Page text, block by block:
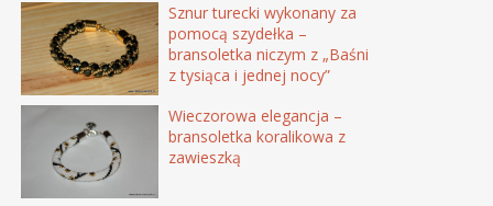
Sznur turecki wykonany za
pomocą szydełka –
bransoletka niczym z „Baśni
z tysiąca i jednej nocy”
Wieczorowa elegancja –
bransoletka koralikowa z
zawieszką